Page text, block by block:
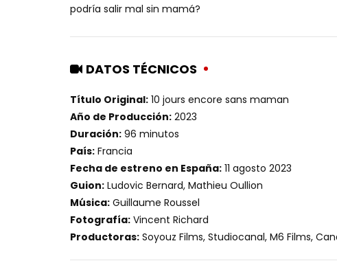
podría salir mal sin mamá?
DATOS TÉCNICOS
Título Original: 10 jours encore sans maman
Año de Producción: 2023
Duración: 96 minutos
País: Francia
Fecha de estreno en España: 11 agosto 2023
Guion: Ludovic Bernard, Mathieu Oullion
Música: Guillaume Roussel
Fotografía: Vincent Richard
Productoras: Soyouz Films, Studiocanal, M6 Films,